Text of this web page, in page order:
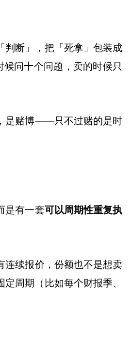
断」，把「死拿」包装成
候问十个问题，卖的时候只
是赌博——只不过赌的是时
是有一套可以周期性重复执
连续报价，份额也不是想卖
周期（比如每个财报季、